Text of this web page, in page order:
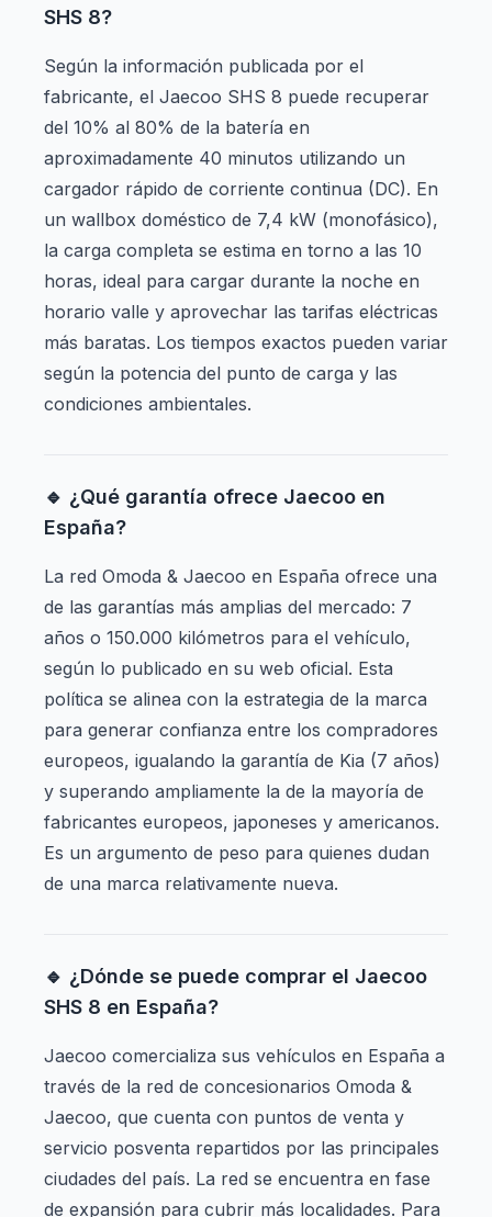
SHS 8?
Según la información publicada por el
fabricante, el Jaecoo SHS 8 puede recuperar
del 10% al 80% de la batería en
aproximadamente 40 minutos utilizando un
cargador rápido de corriente continua (DC). En
un wallbox doméstico de 7,4 kW (monofásico),
la carga completa se estima en torno a las 10
horas, ideal para cargar durante la noche en
horario valle y aprovechar las tarifas eléctricas
más baratas. Los tiempos exactos pueden variar
según la potencia del punto de carga y las
condiciones ambientales.
🔹 ¿Qué garantía ofrece Jaecoo en
España?
La red Omoda & Jaecoo en España ofrece una
de las garantías más amplias del mercado: 7
años o 150.000 kilómetros para el vehículo,
según lo publicado en su web oficial. Esta
política se alinea con la estrategia de la marca
para generar confianza entre los compradores
europeos, igualando la garantía de Kia (7 años)
y superando ampliamente la de la mayoría de
fabricantes europeos, japoneses y americanos.
Es un argumento de peso para quienes dudan
de una marca relativamente nueva.
🔹 ¿Dónde se puede comprar el Jaecoo
SHS 8 en España?
Jaecoo comercializa sus vehículos en España a
través de la red de concesionarios Omoda &
Jaecoo, que cuenta con puntos de venta y
servicio posventa repartidos por las principales
ciudades del país. La red se encuentra en fase
de expansión para cubrir más localidades. Para